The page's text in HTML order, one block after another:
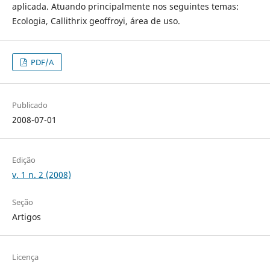
aplicada. Atuando principalmente nos seguintes temas:
Ecologia, Callithrix geoffroyi, área de uso.
PDF/A
Publicado
2008-07-01
Edição
v. 1 n. 2 (2008)
Seção
Artigos
Licença